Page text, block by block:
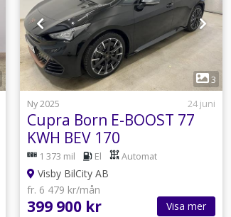
1
3
Ny 2025
24 juni
Cupra Born E-BOOST 77
KWH BEV 170
1 373 mil El Automat
Visby BilCity AB
fr. 6 479 kr/mån
399 900 kr Visa mer